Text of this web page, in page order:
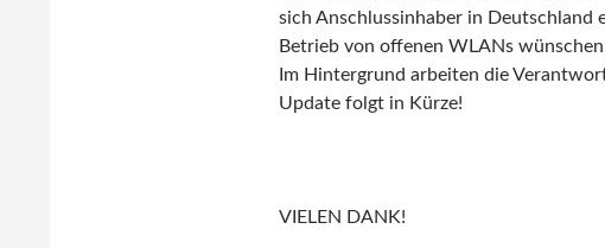
sich Anschlussinhaber in Deutschland
Betrieb von offenen WLANs
Im Hintergrund arbeiten die
Update folgt in Kürze!
VIELEN DANK!